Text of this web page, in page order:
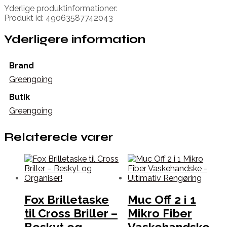
Yderlige produktinformationer:
Produkt id: 49063587742043
Yderligere information
Brand
Greengoing
Butik
Greengoing
Relaterede varer
Fox Brilletaske
til Cross Briller –
Muc Off 2 i 1
Mikro Fiber